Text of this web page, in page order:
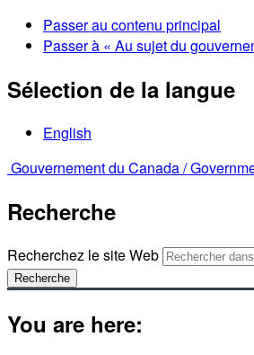
Passer au contenu principal
Passer à « Au sujet du
Sélection de la langue
English
Gouvernement du Canada /
Recherche
Recherchez le site Web
Recherche
You are here: